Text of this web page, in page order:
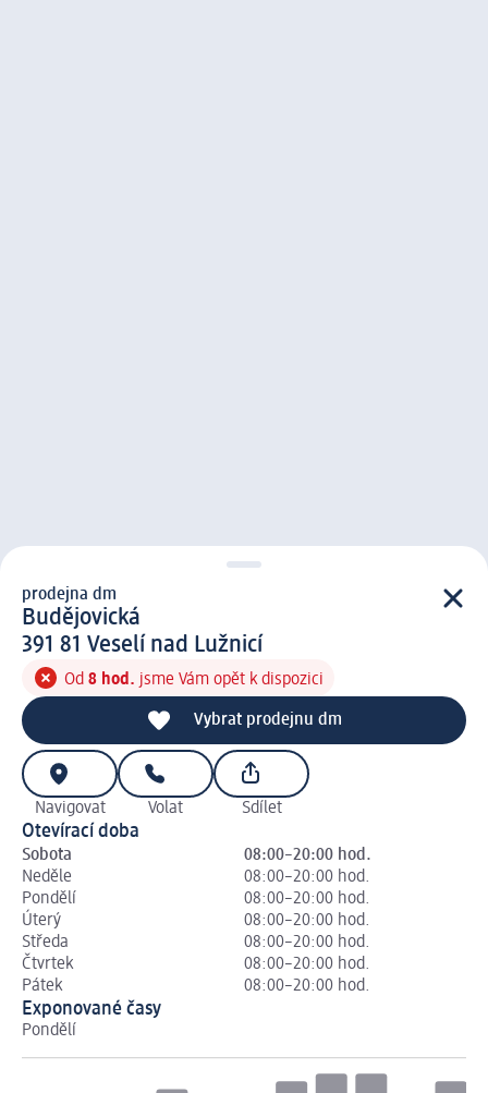
prodejna d m
prodejna dm
Budějovická
3 9 1 8 1
391 81 Veselí nad Lužnicí
Od 8 hod. jsme Vám opět k dispozici
Vybrat prodejnu dm
Navigovat Volat Sdílet
Otevírací doba
Sobota
08:00–20:00 hod.
Neděle
08:00–20:00 hod.
Pondělí
08:00–20:00 hod.
Úterý
08:00–20:00 hod.
Středa
08:00–20:00 hod.
Čtvrtek
08:00–20:00 hod.
Pátek
08:00–20:00 hod.
Exponované časy
Pondělí